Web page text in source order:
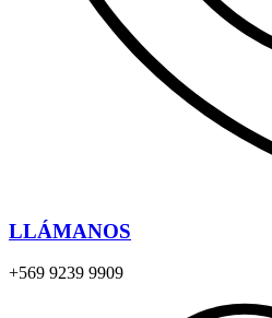
LLÁMANOS
+569 9239 9909